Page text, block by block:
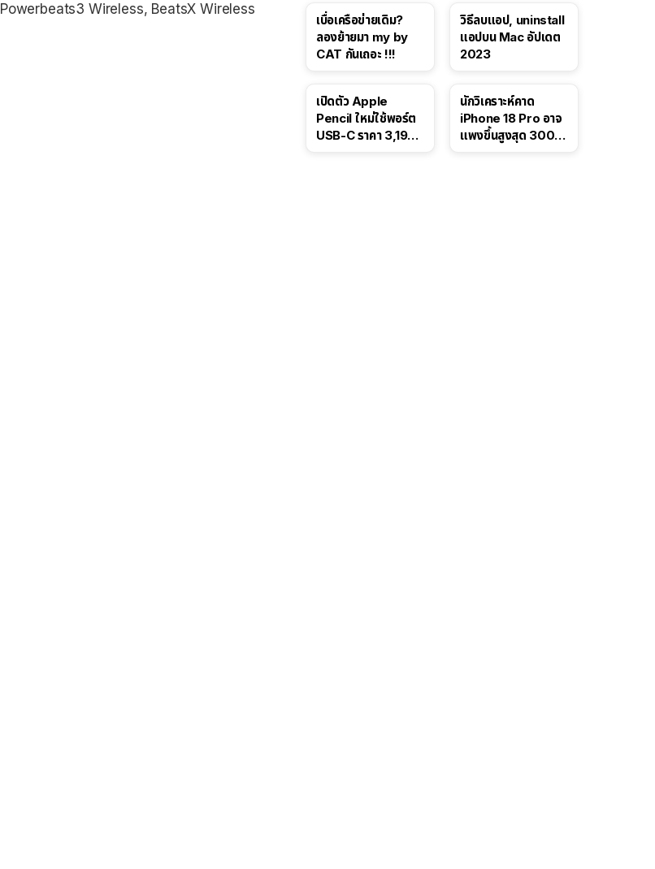
Wireless, BeatsX Wireless
เบื่อเครือข่ายเดิม?
ลองย้ายมา my by
CAT กันเถอะ !!!
วิธีลบแอป, uninstall
แอปบน Mac อัปเดต
2023
เปิดตัว Apple
Pencil ใหม่ใช้พอร์ต
USB-C ราคา 3,190
นักวิเคราะห์คาด
iPhone 18 Pro อาจ
แพงขึ้นสูงสุด 300